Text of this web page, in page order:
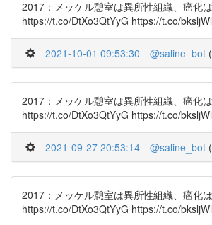
2017：メッケル憩室は異所性組織、癌化は
https://t.co/DtXo3QtYyG https://t.co/
2021-10-01 09:53:30 @saline_bot (
2017：メッケル憩室は異所性組織、癌化は
https://t.co/DtXo3QtYyG https://t.co/
2021-09-27 20:53:14 @saline_bot (
2017：メッケル憩室は異所性組織、癌化は
https://t.co/DtXo3QtYyG https://t.co/